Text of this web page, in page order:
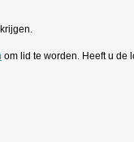
om lid te worden. Heeft u de